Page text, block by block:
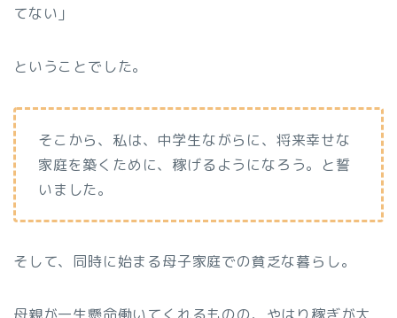
てない」
ということでした。
そこから、私は、中学生ながらに、将来幸せな
家庭を築くために、稼げるようになろう。
と誓
いました。
そして、同時に始まる母子家庭での貧乏な暮らし。